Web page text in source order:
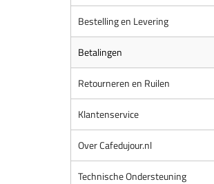
Bestelling en Levering
Betalingen
Retourneren en Ruilen
Klantenservice
Over Cafedujour.nl
Technische Ondersteuning